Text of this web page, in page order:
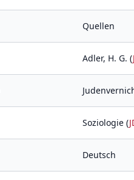
Quellen
Adler, H. G. (
Soziologie (
Deutsch